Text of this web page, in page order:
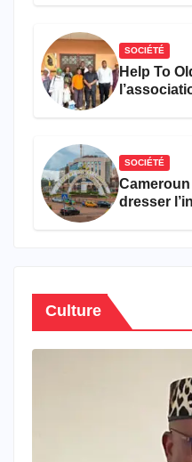
SOCIÉTÉ
Help To
SOCIÉTÉ
Cameroun
dresser
Culture